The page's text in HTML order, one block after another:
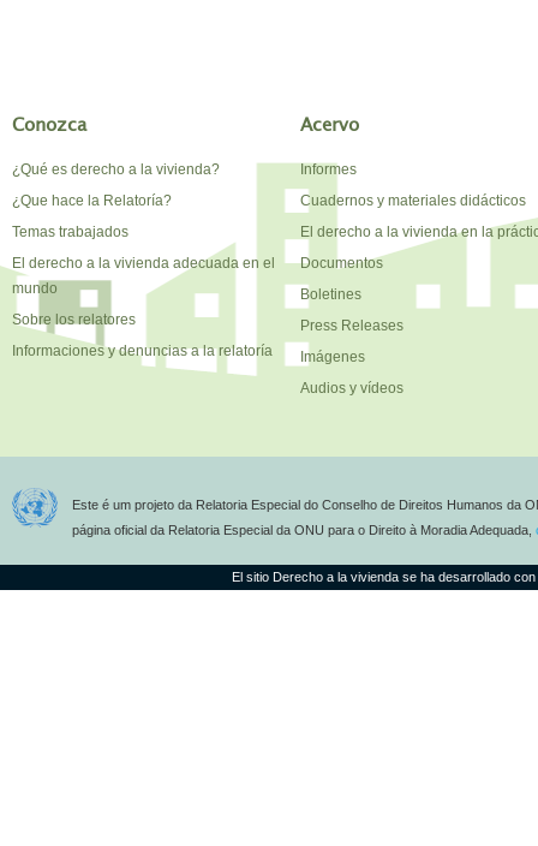
Conozca
¿Qué es derecho a la vivienda?
¿Que hace la Relatoría?
Temas trabajados
El derecho a la vivienda adecuada en el
mundo
Sobre los relatores
Informaciones y denuncias a la relatoría
Acervo
Informes
Cuadernos y materiales didácticos
El derecho a la vivienda en la
Documentos
Boletines
Press Releases
Imágenes
Audios y vídeos
Este é um projeto da Relatoria Especial do Conselho de Direitos Humanos da
página oficial da Relatoria Especial da ONU para o Direito à Moradia Adequada,
El sitio Derecho a la vivienda se ha desarrollado